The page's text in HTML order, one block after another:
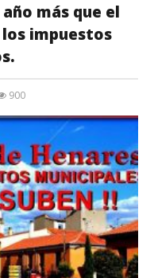
más que el
los impuestos
900